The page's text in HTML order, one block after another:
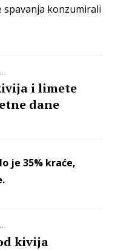
spavanja konzumirali
i limete
dane
je 35% kraće,
kivija